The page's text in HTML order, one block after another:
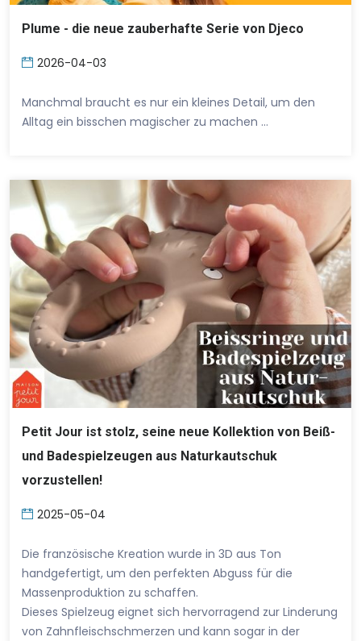
Plume - die neue zauberhafte Serie von Djeco
2026-04-03
Manchmal braucht es nur ein kleines Detail, um den
Alltag ein bisschen magischer zu machen …
Petit Jour ist stolz, seine neue Kollektion von Beiß-
und Badespielzeugen aus Naturkautschuk
vorzustellen!
2025-05-04
Die französische Kreation wurde in 3D aus Ton
handgefertigt, um den perfekten Abguss für die
Massenproduktion zu schaffen.
Dieses Spielzeug eignet sich hervorragend zur Linderung
von Zahnfleischschmerzen und kann sogar in der